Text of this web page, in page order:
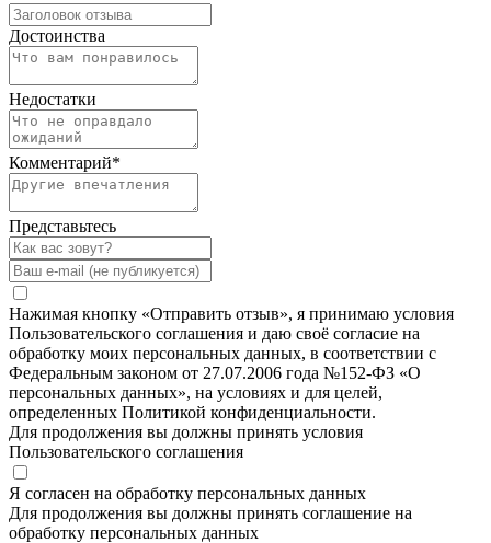
Достоинства
Недостатки
Комментарий*
Представьтесь
Нажимая кнопку «Отправить отзыв», я принимаю условия
Пользовательского соглашения и даю своё согласие на
обработку моих персональных данных, в соответствии с
Федеральным законом от 27.07.2006 года №152-ФЗ «О
персональных данных», на условиях и для целей,
определенных Политикой конфиденциальности.
Для продолжения вы должны принять условия
Пользовательского соглашения
Я согласен на обработку персональных данных
Для продолжения вы должны принять соглашение на
обработку персональных данных